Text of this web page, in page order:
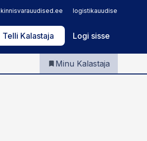
kinnisvarauudised.ee logistikauudised.ee
Telli Kalastaja Logi sisse
Iseteenindus
Telli Kalastaja
Minu Kalastaja